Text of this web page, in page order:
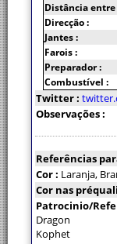
Distância
Direcção :
Jantes :
Farois :
Preparador :
Combustível :
Twitter :
Observações :
Referências
Cor : Laranja,
Cor nas
Patrocinio/
Dragon
Kophet